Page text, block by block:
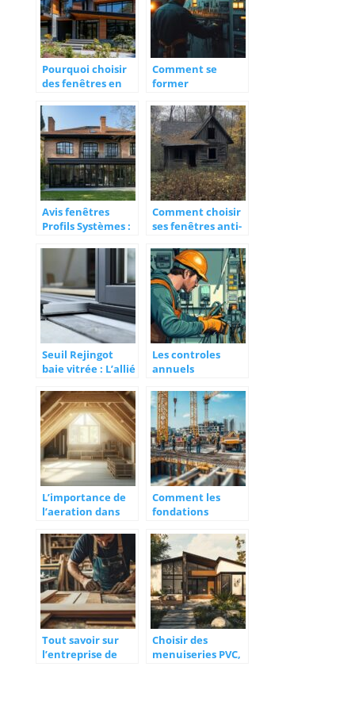
garantie contre
climatiques
Pourquoi choisir
des fenêtres en
Comment se
former
pour devenir
électricien
industriel ?
Avis fenêtres
Profils Systèmes :
dernières
technologies en
matière de
fenêtres sur
mesure
Comment choisir
ses fenêtres anti-
conseils d’experts
d’isolationphoniq
ue.fr
Seuil Rejingot
baie vitrée : L’allié
votre isolation
thermique
Les controles
annuels
pour la securite
de vos
installations
electriques
L’importance de
l’aeration dans
vos combles
perdus : Guide
pratique pour
amenager une
charpente
fermette
Comment les
fondations
garantissent la
stabilite des ponts
Tout savoir sur
l’entreprise de
Choisir des
menuiseries PVC,